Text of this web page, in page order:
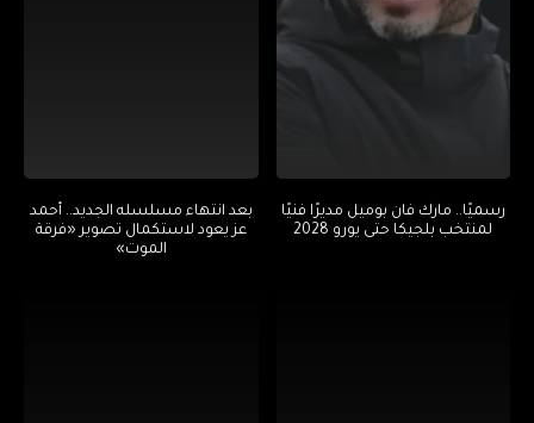
رسميًا.. مارك فان بوميل مديرًا فنيًا
لمنتخب بلجيكا حتى يورو 2028
بعد انتهاء مسلسله الجديد.. أحمد
عز يعود لاستكمال تصوير «فرقة
الموت»